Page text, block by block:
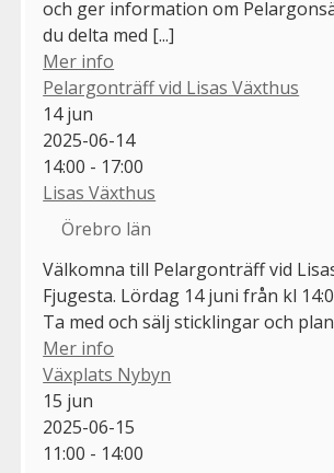
och ger information om
du delta med [...]
Mer info
Pelargonträff vid Lisas Växthus
14 jun
2025-06-14
14:00 - 17:00
Lisas Växthus
Örebro län
Välkomna till Pelargonträff vid
Fjugesta. Lördag 14 juni från kl
Ta med och sälj sticklingar och
Mer info
Växplats Nybyn
15 jun
2025-06-15
11:00 - 14:00